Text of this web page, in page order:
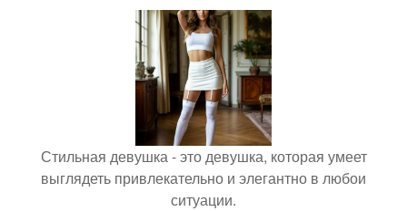
Стильная девушка - это девушка, которая умеет
выглядеть привлекательно и элегантно в любои
ситуации.